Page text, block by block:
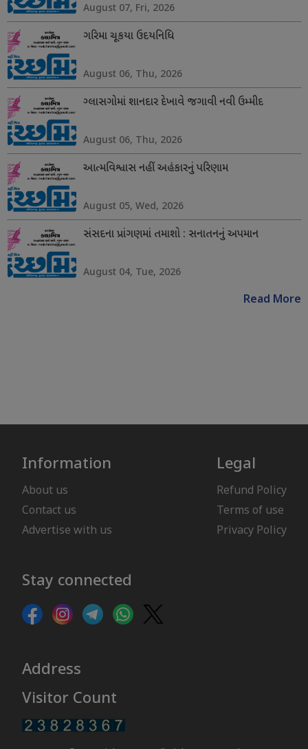
August 07, Fri, 2026
ગરિમા ચૂકયા ઉદયનિધિ
August 06, Thu, 2026
ગ્લાસગોમાં શાનદાર દેખાવે જગાવી નવી ઉમ્મીદ
August 06, Thu, 2026
આત્મવિશ્વાસ નહીં અહંકારનું પરિણામ
August 05, Wed, 2026
સંસદના પ્રાંગણમાં તમાશો : સનાતનનું અપમાન
August 04, Tue, 2026
Read More
Information
About us
Contact us
Advertise with us
Legal
Refund Policy
Terms of use
Privacy Policy
Stay connected
Address
Visitor Count